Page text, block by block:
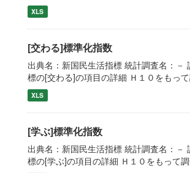
XLS
[交わる]標準化指数
出典名：新国民生活指標 統計調査名：－
標の[交わる]の項目の詳細 Ｈ１０をもっ
XLS
[学ぶ]標準化指数
出典名：新国民生活指標 統計調査名：－
標の[学ぶ]の項目の詳細 Ｈ１０をもって